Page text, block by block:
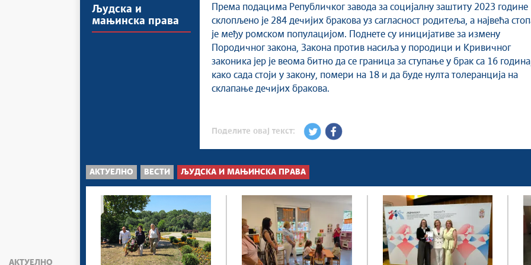
АКТУЕЛНО
Људска и
мањинска права
Према подацима Републичког завода за социјалну заштиту 2023 године
склопљено је 284 дечијих бракова уз сагласност родитеља, а највећа
је међу ромском популацијом. Поднете су иницијативе за измену
Породичног закона, Закона против насиља у породици и Кривичног
законика јер је веома битно да се граница за ступање у брак са 16
како сада стоји у закону, помери на 18 и да буде нулта толеранција на
склапање дечијих бракова.
Поделите овај текст:
АКТУЕЛНО ВЕСТИ ЉУДСКА И МАЊИНСКА ПРАВА